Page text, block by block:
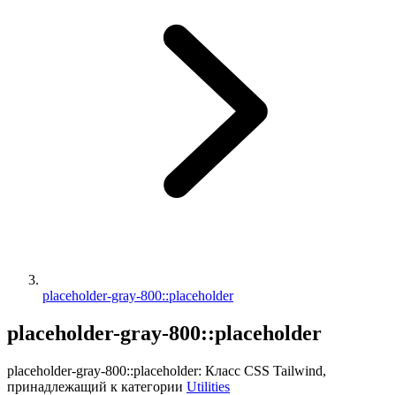
placeholder-gray-800::placeholder
placeholder-gray-800::placeholder
placeholder-gray-800::placeholder: Класс CSS Tailwind,
принадлежащий к категории Utilities